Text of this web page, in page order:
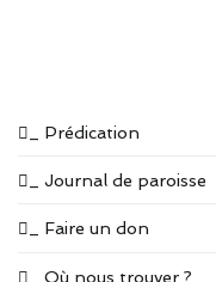
_ Prédication
_ Journal de paroisse
_ Faire un don
_ Où nous trouver ?